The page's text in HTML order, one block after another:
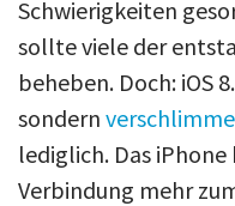
Schwierigkeiten
sollte viele der
beheben. Doch: iOS
sondern
lediglich. Das
Verbindung mehr